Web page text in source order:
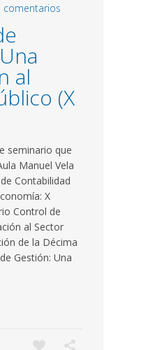
comentarios
al
(X
seminario que
Manuel Vela
Contabilidad
X
Control de
al Sector
de la Décima
Gestión: Una